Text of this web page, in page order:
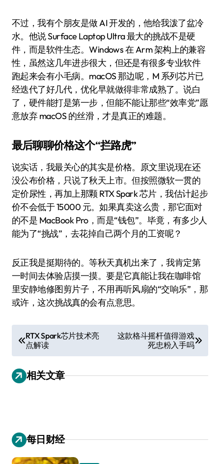
不过，我有个朋友是做 AI 开发的，他给我泼了盆冷
水。他说 Surface Laptop Ultra 最大的挑战不是硬
件，而是软件生态。Windows 在 Arm 架构上的兼容
性，虽然这几年进步很大，但还是有很多专业软件
跑起来会有小毛病。macOS 那边呢，M 系列芯片已
经迭代了好几代，优化早就做得非常成熟了。说白
了，硬件能打是第一步，但能不能让那些“效率党”愿
意放弃 macOS 的丝滑，才是真正的难题。
最后聊聊价格这个“拦路虎”
说实话，我最关心的其实是价格。原文里说现在还
没公布价格，只说了秋天上市。但按照微软一贯的
定价尿性，再加上那颗 RTX Spark 芯片，我估计起步
价不会低于 15000 元。如果真卖这么贵，那它面对
的不是 MacBook Pro，而是“钱包”。毕竟，有多少人
能为了“挑战”，去花掉自己两个月的工资呢？
反正我是挺期待的。等秋天真机出来了，我肯定第
一时间去体验店摸一摸。要是它真能让我在咖啡馆
里安静地修图剪片子，不用再听风扇的“交响乐”，那
或许，这次挑战真的会有点意思。
章
导
航
RTX Spark芯片技术亮
点解读
这款格斗摇杆值得游戏
死忠粉入手吗
相关文章
每日财经